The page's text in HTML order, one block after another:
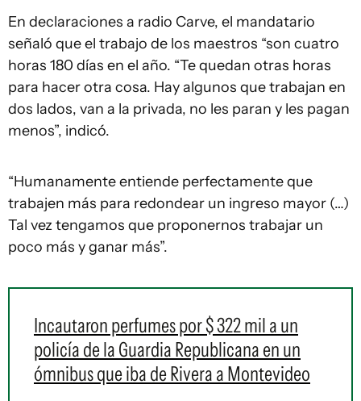
En declaraciones a radio Carve, el mandatario
señaló que el trabajo de los maestros “son cuatro
horas 180 días en el año. “Te quedan otras horas
para hacer otra cosa. Hay algunos que trabajan en
dos lados, van a la privada, no les paran y les pagan
menos”, indicó.
“Humanamente entiende perfectamente que
trabajen más para redondear un ingreso mayor (…)
Tal vez tengamos que proponernos trabajar un
poco más y ganar más”.
Incautaron perfumes por $ 322 mil a un
policía de la Guardia Republicana en un
ómnibus que iba de Rivera a Montevideo